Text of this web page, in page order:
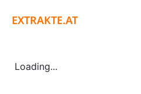
EXTRAKTE.AT
Loading...